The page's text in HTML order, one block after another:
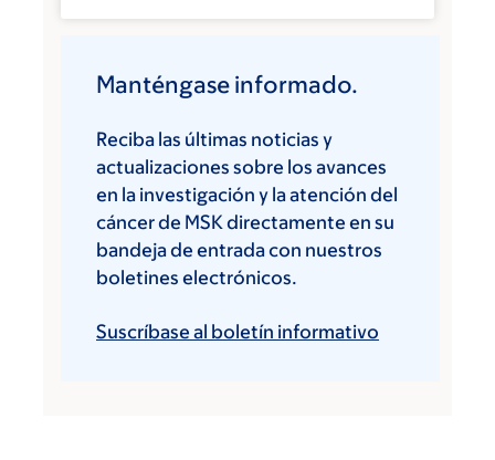
Manténgase informado.
Reciba las últimas noticias y
actualizaciones sobre los avances
en la investigación y la atención del
cáncer de MSK directamente en su
bandeja de entrada con nuestros
boletines electrónicos.
Suscríbase al boletín informativo